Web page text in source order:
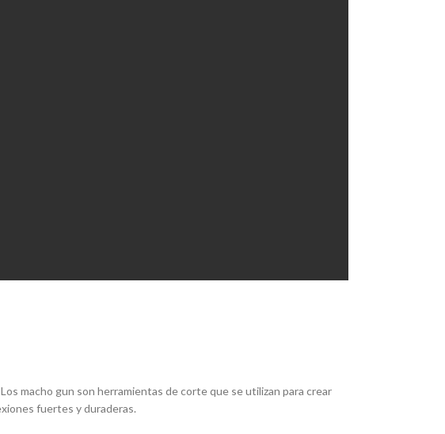
macho gun son herramientas de corte que se utilizan para crear
fuertes y duraderas.